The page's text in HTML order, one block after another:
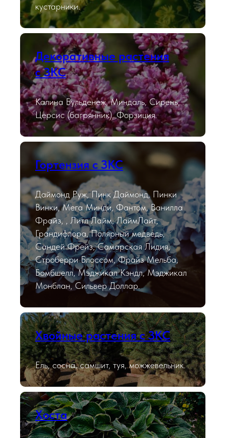
кустарники.
Декоративные растения
с ЗКС
Калина Бульденеж, Миндаль, Сирень,
Церсис (багрянник), Форзиция.
Гортензия с ЗКС
Даймонд Руж, Пинк Даймонд, Пинки
Винки, Мега Минди, Фантом, Ванилла
Фрайз, , Литл Лайм, ЛаймЛайт,
Грандифлора, Полярный медведь,
Сандей Фрейз, Самарская Лидия,
Строберри Блоссом, Фрайз Мельба,
Бомбшелл, Мэджикал Кэндл, Мэджикал
Монблан, Сильвер Доллар.
Хвойные растения с ЗКС
Ель, сосна, самшит, туя, можжевельник.
Хоста